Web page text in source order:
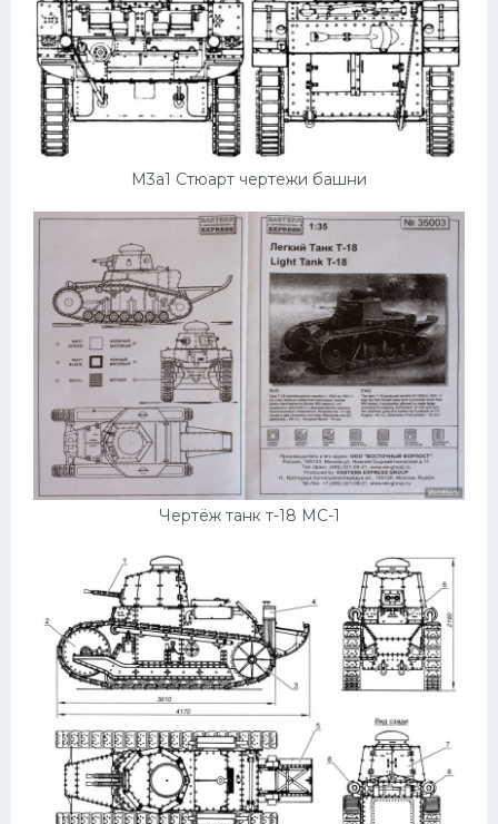
М3а1 Стюарт чертежи башни
Чертёж танк т-18 МС-1